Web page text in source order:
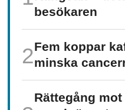
besökaren
Fem koppar
minska
Rättegång